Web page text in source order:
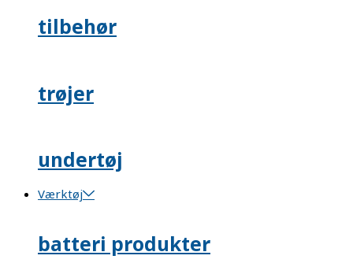
tilbehør
trøjer
undertøj
Værktøj
batteri produkter